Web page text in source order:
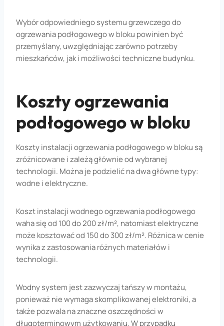
Wybór odpowiedniego systemu grzewczego do
ogrzewania podłogowego w bloku powinien być
przemyślany, uwzględniając zarówno potrzeby
mieszkańców, jak i możliwości techniczne budynku.
Koszty ogrzewania
podłogowego w bloku
Koszty instalacji ogrzewania podłogowego w bloku są
zróżnicowane i zależą głównie od wybranej
technologii. Można je podzielić na dwa główne typy:
wodne i elektryczne.
Koszt instalacji wodnego ogrzewania podłogowego
waha się od 100 do 200 zł/m², natomiast elektryczne
może kosztować od 150 do 300 zł/m². Różnica w cenie
wynika z zastosowania różnych materiałów i
technologii.
Wodny system jest zazwyczaj tańszy w montażu,
ponieważ nie wymaga skomplikowanej elektroniki, a
także pozwala na znaczne oszczędności w
długoterminowym użytkowaniu. W przypadku